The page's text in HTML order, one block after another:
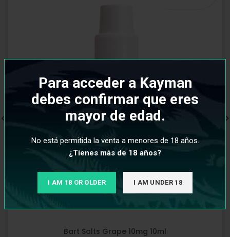
Para acceder a Kayman
debes confirmar que eres
mayor de edad.
No está permitida la venta a menores de 18 años.
¿Tienes más de 18 años?
I AM 18 OR OLDER I AM UNDER 18
Bart Salts Grape 10mg 10ml